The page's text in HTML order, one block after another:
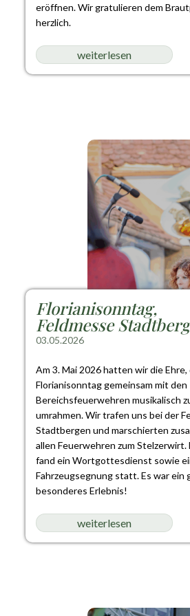
eröffnen. Wir gratulieren dem
herzlich.
weiterlesen
Florianisonntag,
Feldmesse
03.05.2026
Am 3. Mai 2026 hatten wir die Ehre,
Florianisonntag gemeinsam mit den
Bereichsfeuerwehren musikalisch
umrahmen. Wir trafen uns bei der
Stadtbergen und marschierten
allen Feuerwehren zum Stelzerwirt.
fand ein Wortgottesdienst sowie
Fahrzeugsegnung statt. Es war ein
besonderes Erlebnis!
weiterlesen